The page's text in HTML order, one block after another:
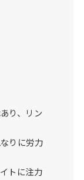
り、リン
りに労力
トに注力